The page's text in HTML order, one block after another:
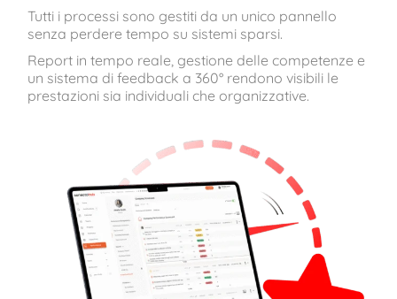
Tutti i processi sono gestiti da un unico pannello
senza perdere tempo su sistemi sparsi.
Report in tempo reale, gestione delle competenze e
un sistema di feedback a 360° rendono visibili le
prestazioni sia individuali che organizzative.